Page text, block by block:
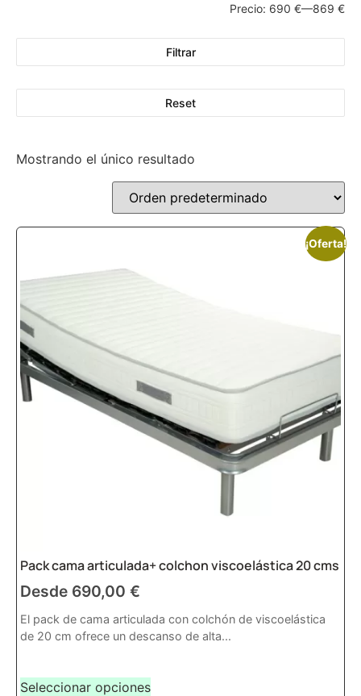
Precio: 690 €—869 €
Filtrar
Reset
Mostrando el único resultado
¡Oferta!
Pack cama articulada+ colchon viscoelástica 20 cms
Desde 690,00 €
El pack de cama articulada con colchón de viscoelástica
de 20 cm ofrece un descanso de alta...
Seleccionar opciones